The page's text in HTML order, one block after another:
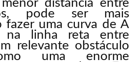
distância entre
pode ser mais
fazer uma curva de A
linha reta entre
relevante obstáculo
uma enorme